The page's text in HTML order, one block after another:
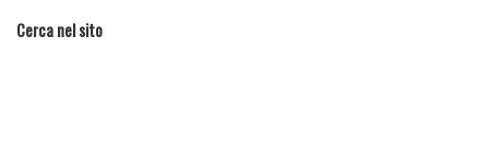
Cerca nel sito